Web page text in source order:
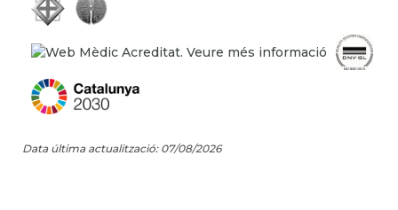
Data última actualització: 07/08/2026